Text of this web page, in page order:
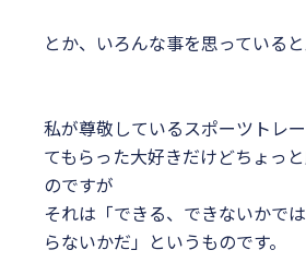
とか、いろんな事を思っていると
私が尊敬しているスポーツトレ
てもらった大好きだけどちょっ
のですが
それは「できる、できないかで
らないかだ」というものです。